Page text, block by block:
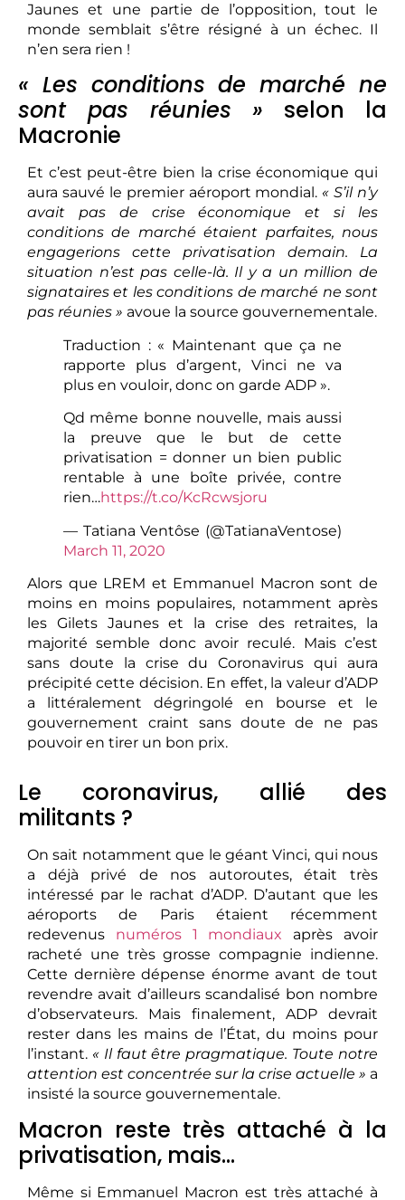
Jaunes et une partie de l’opposition, tout le
monde semblait s’être résigné à un échec. Il
n’en sera rien !
« Les conditions de marché ne
sont pas réunies » selon la
Macronie
Et c’est peut-être bien la crise économique qui
aura sauvé le premier aéroport mondial. « S’il n’y
avait pas de crise économique et si les
conditions de marché étaient parfaites, nous
engagerions cette privatisation demain. La
situation n’est pas celle-là. Il y a un million de
signataires et les conditions de marché ne sont
pas réunies » avoue la source gouvernementale.
Traduction : « Maintenant que ça ne
rapporte plus d’argent, Vinci ne va
plus en vouloir, donc on garde ADP ».
Qd même bonne nouvelle, mais aussi
la preuve que le but de cette
privatisation = donner un bien public
rentable à une boîte privée, contre
rien…https://t.co/KcRcwsjoru
— Tatiana Ventôse (@TatianaVentose)
March 11, 2020
Alors que LREM et Emmanuel Macron sont de
moins en moins populaires, notamment après
les Gilets Jaunes et la crise des retraites, la
majorité semble donc avoir reculé. Mais c’est
sans doute la crise du Coronavirus qui aura
précipité cette décision. En effet, la valeur d’ADP
a littéralement dégringolé en bourse et le
gouvernement craint sans doute de ne pas
pouvoir en tirer un bon prix.
Le coronavirus, allié des
militants ?
On sait notamment que le géant Vinci, qui nous
a déjà privé de nos autoroutes, était très
intéressé par le rachat d’ADP. D’autant que les
aéroports de Paris étaient récemment
redevenus numéros 1 mondiaux après avoir
racheté une très grosse compagnie indienne.
Cette dernière dépense énorme avant de tout
revendre avait d’ailleurs scandalisé bon nombre
d’observateurs. Mais finalement, ADP devrait
rester dans les mains de l’État, du moins pour
l’instant. « Il faut être pragmatique. Toute notre
attention est concentrée sur la crise actuelle » a
insisté la source gouvernementale.
Macron reste très attaché à la
privatisation, mais…
Même si Emmanuel Macron est très attaché à